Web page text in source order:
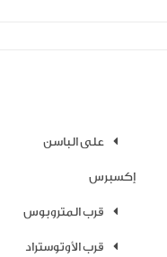
على الباسن
إكسبرس
قرب المتروبوس
قرب الأوتوستراد